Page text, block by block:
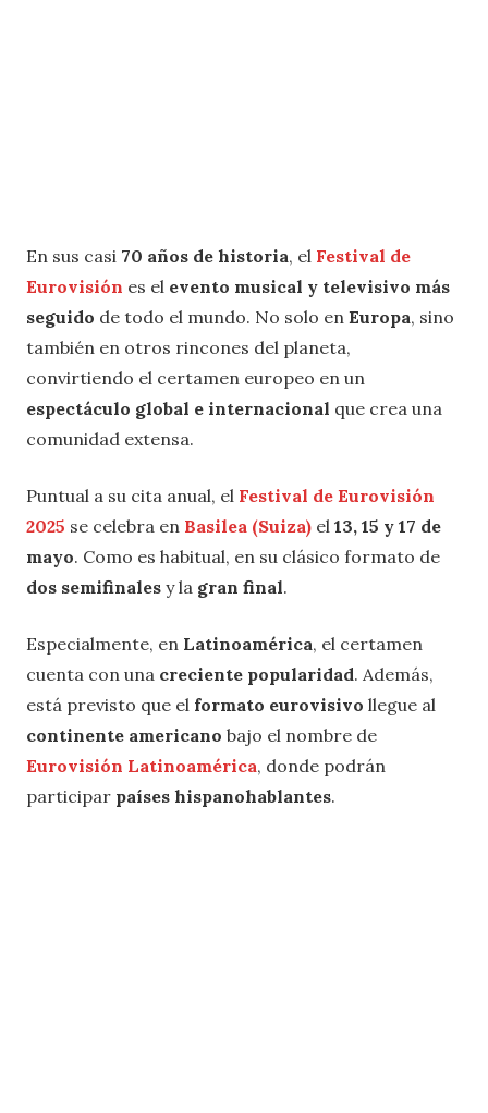
En sus casi 70 años de historia, el Festival de
Eurovisión es el evento musical y televisivo más
seguido de todo el mundo. No solo en Europa, sino
también en otros rincones del planeta,
convirtiendo el certamen europeo en un
espectáculo global e internacional que crea una
comunidad extensa.
Puntual a su cita anual, el Festival de Eurovisión
2025 se celebra en Basilea (Suiza) el 13, 15 y 17 de
mayo. Como es habitual, en su clásico formato de
dos semifinales y la gran final.
Especialmente, en Latinoamérica, el certamen
cuenta con una creciente popularidad. Además,
está previsto que el formato eurovisivo llegue al
continente americano bajo el nombre de
Eurovisión Latinoamérica, donde podrán
participar países hispanohablantes.